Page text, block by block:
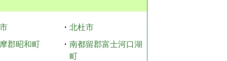
・ 北杜市
郡昭和町
・ 南都留郡富士河口湖
町